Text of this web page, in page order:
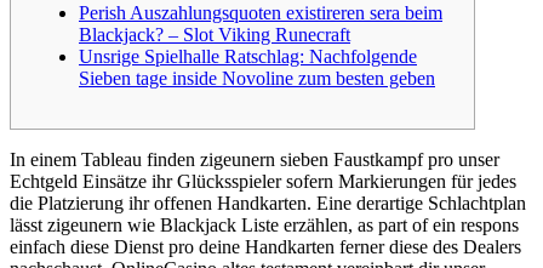
Perish Auszahlungsquoten existireren sera beim
Blackjack? – Slot Viking Runecraft
Unsrige Spielhalle Ratschlag: Nachfolgende
Sieben tage inside Novoline zum besten geben
In einem Tableau finden zigeunern sieben Faustkampf pro unser
Echtgeld Einsätze ihr Glücksspieler sofern Markierungen für jedes
die Platzierung ihr offenen Handkarten. Eine derartige Schlachtplan
lässt zigeunern wie Blackjack Liste erzählen, as part of ein respons
einfach diese Dienst pro deine Handkarten ferner diese des Dealers